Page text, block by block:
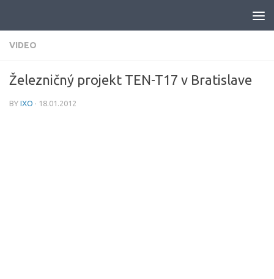
VIDEO
Železničný projekt TEN-T17 v Bratislave
BY IXO · 18.01.2012